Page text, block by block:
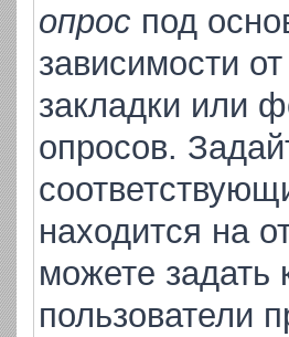
опрос под
зависимости
закладки или
опросов.
находится на
можете задать
пользователи